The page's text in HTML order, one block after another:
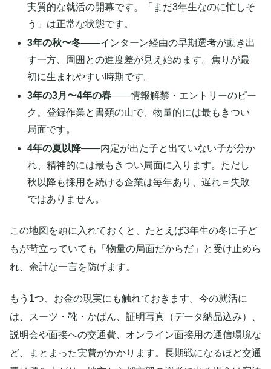
実質的な就活の開幕です。「まだ3年生なのに忙しそ
う」は正常な状態です。
3年の秋〜冬——インターン経由の早期選考が動き出
す一方、周囲との進度差が見え始めます。焦りが最
初に生まれやすい時期です。
3年の3月〜4年の春——情報解禁・エントリーのピー
ク。登録作業と書類の山で、物量的には最もきつい
局面です。
4年の夏以降——内定が出た子と出ていない子が分か
れ、精神的には最もきつい局面に入ります。ただし
秋以降も採用を続ける企業は毎年あり、遅れ＝失敗
ではありません。
この地図を頭に入れておくと、たとえば3年生の冬に子ど
もが苛立っていても「物量の局面だからだ」と受け止めら
れ、余計な一言を防げます。
もう1つ、お金の現実にも触れておきます。今の就活に
は、スーツ・靴・かばん、証明写真（データ納品込み）、
説明会や面接への交通費、オンライン面接用の通信環境な
ど、まとまった実費がかかります。長期戦になるほど交通